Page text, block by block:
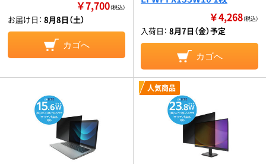
￥7,700（税込）
お届け日： 8月8日（土）
カゴへ
￥4,268（税込）
入荷日： 8月7日（金）予定
カゴへ
人気商品